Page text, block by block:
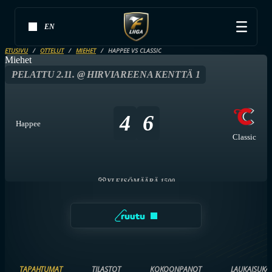
EN
ETUSIVU OTTELUT MIEHET HAPPEE VS CLASSIC
Miehet
PELATTU 2.11. @ HIRVIAREENA KENTTÄ 1
Happee 4 6
Classic
YLEISÖMÄÄRÄ 1500
TAPAHTUMAT TILASTOT KOKOONPANOT